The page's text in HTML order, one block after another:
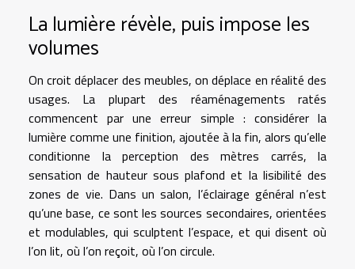
La lumière révèle, puis impose les
volumes
On croit déplacer des meubles, on déplace en réalité des
usages. La plupart des réaménagements ratés
commencent par une erreur simple : considérer la
lumière comme une finition, ajoutée à la fin, alors qu’elle
conditionne la perception des mètres carrés, la
sensation de hauteur sous plafond et la lisibilité des
zones de vie. Dans un salon, l’éclairage général n’est
qu’une base, ce sont les sources secondaires, orientées
et modulables, qui sculptent l’espace, et qui disent où
l’on lit, où l’on reçoit, où l’on circule.